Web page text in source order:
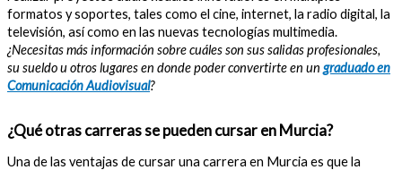
formatos y soportes, tales como el cine, internet, la radio digital, la
televisión, así como en las nuevas tecnologías multimedia.
¿Necesitas más información sobre cuáles son sus salidas profesionales,
su sueldo u otros lugares en donde poder convertirte en un graduado en
Comunicación Audiovisual?
¿Qué otras carreras se pueden cursar en Murcia?
Una de las ventajas de cursar una carrera en Murcia es que la